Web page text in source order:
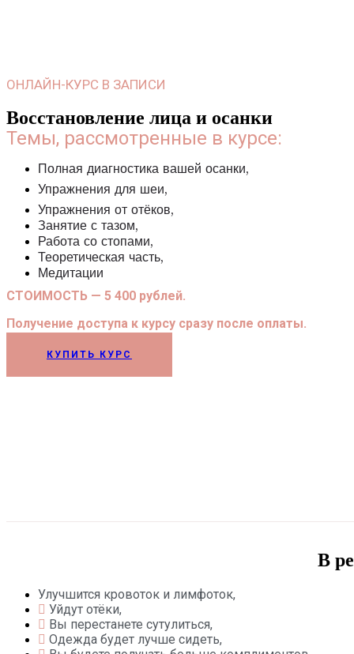
ОНЛАЙН-КУРС В ЗАПИСИ
Восстановление лица и осанки
Темы, рассмотренные в курсе:
Полная диагностика вашей осанки,
Упражнения для шеи,
Упражнения от отёков,
Занятие с тазом,
Работа со стопами,
Теоретическая часть,
Медитации
СТОИМОСТЬ — 5 400 рублей.
Получение доступа к курсу сразу после оплаты.
КУПИТЬ КУРС
В
Улучшится кровоток и лимфоток,
Уйдут отёки,
Вы перестанете сутулиться,
Одежда будет лучше сидеть,